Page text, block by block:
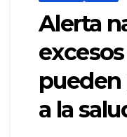
Alerta
pueden
a la